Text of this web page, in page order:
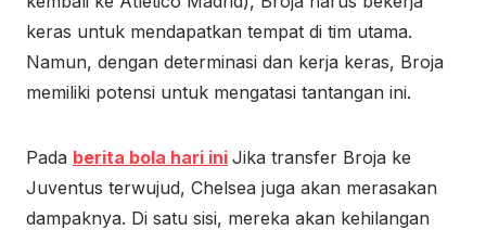
keras untuk mendapatkan tempat di tim utama.
Namun, dengan determinasi dan kerja keras, Broja
memiliki potensi untuk mengatasi tantangan ini.
Pada berita bola hari ini Jika transfer Broja ke
Juventus terwujud, Chelsea juga akan merasakan
dampaknya. Di satu sisi, mereka akan kehilangan